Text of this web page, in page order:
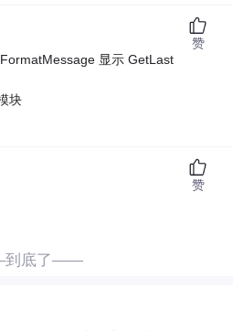
显示 GetLast
块
赞
赞
底了——